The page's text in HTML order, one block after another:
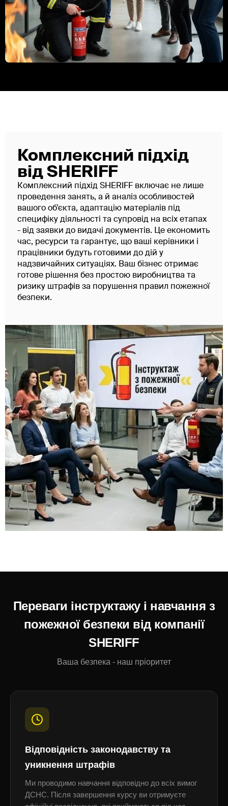
Комплексний підхід
від SHERIFF
Комплексний підхід SHERIFF включає не лише
проведення занять, а й аналіз особливостей
вашого об'єкта, адаптацію матеріалів під
специфіку діяльності та супровід на всіх етапах
- від заявки до видачі документів. Це економить
час, ресурси та гарантує, що ваші керівники і
працівники будуть готовими до дій у
надзвичайних ситуаціях. Ваш бізнес отримає
готове рішення без простою виробництва та
ризику штрафів за порушення правил пожежної
безпеки.
Переваги інструктажу і навчання з
пожежної безпеки від компанії
SHERIFF
Ваша безпека - наш пріоритет
Відповідність законодавству та
уникнення штрафів
Ми проводимо навчання відповідно до всіх вимог
ДСНС. Після завершення курсу ви отримуєте